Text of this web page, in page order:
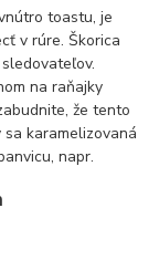
toastu, je
v rúre. Škorica
na raňajky
že tento
karamelizovaná
napr.